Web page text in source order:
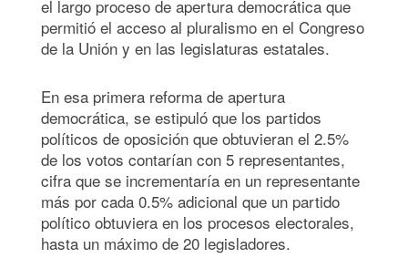
el largo proceso de apertura democrática que
permitió el acceso al pluralismo en el Congreso
de la Unión y en las legislaturas estatales.
En esa primera reforma de apertura
democrática, se estipuló que los partidos
políticos de oposición que obtuvieran el 2.5%
de los votos contarían con 5 representantes,
cifra que se incrementaría en un representante
más por cada 0.5% adicional que un partido
político obtuviera en los procesos electorales,
hasta un máximo de 20 legisladores.